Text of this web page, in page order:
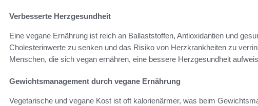
Verbesserte Herzgesundheit
Eine vegane Ernährung ist reich an Ballaststoffen, Antioxidantien und
Cholesterinwerte zu senken und das Risiko von Herzkrankheiten zu
Menschen, die sich vegan ernähren, eine bessere Herzgesundheit
Gewichtsmanagement durch vegane Ernährung
Vegetarische und vegane Kost ist oft kalorienärmer, was beim